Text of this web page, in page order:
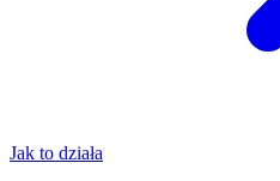
Jak to działa